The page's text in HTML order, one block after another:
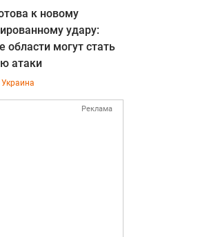
к новому
удару:
области могут стать
атаки
Украина
Реклама